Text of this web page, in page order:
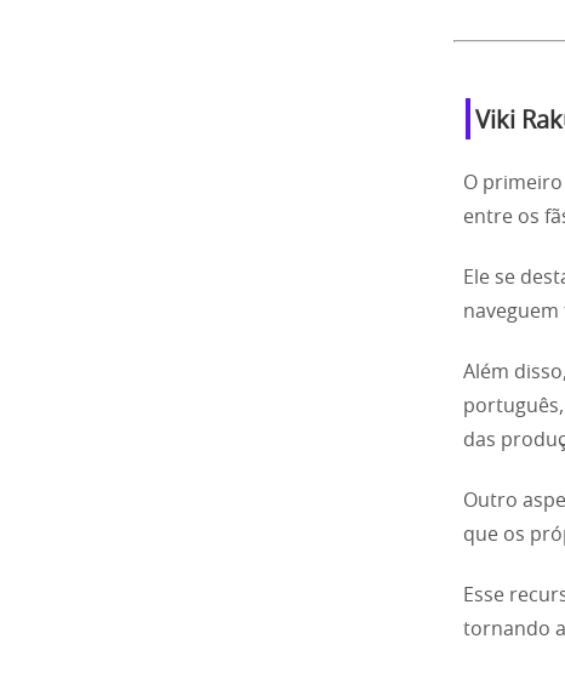
Viki
O
entre os
Ele se
naveguem
Além
das
Outro
que os
Esse
tornando